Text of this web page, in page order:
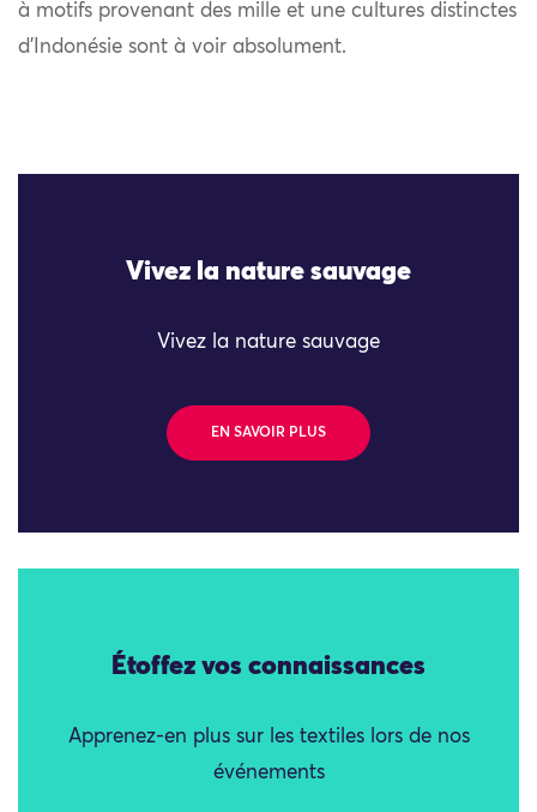
à motifs provenant des mille et une cultures distinctes
d’Indonésie sont à voir absolument.
Vivez la nature sauvage
Vivez la nature sauvage
EN SAVOIR PLUS
Étoffez vos connaissances
Apprenez-en plus sur les textiles lors de nos
événements